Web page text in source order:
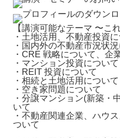
【講演可能なテーマ 〜こ
・土地活用、不動産投資
・国内外の不動産市況状
・CRE 戦略について、企
・マンション投資について
・REIT 投資について
・相続と土地活用について
・空き家問題について
・分譲マンション(新築・
いて
・不動産関連企業、ハウ
ついて